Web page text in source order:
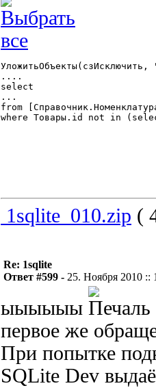
....
select
...
from
where Товары.id not in
1sqlite_010.zip (
Re: 1sqlite
Ответ #599 - 25. Ноября 2010 ::
ыыыыыы
первое же
При попытке
SQLite Dev